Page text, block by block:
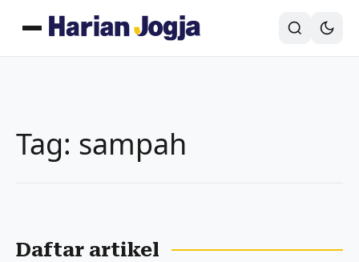
Tag: sampah
Daftar artikel